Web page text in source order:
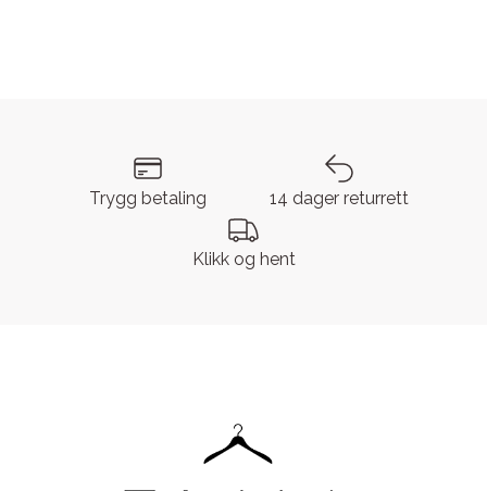
Trygg betaling 14 dager returrett
Klikk og hent